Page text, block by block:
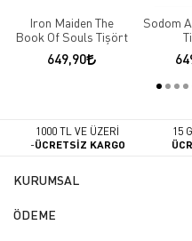
Iron Maiden The
Book Of Souls Tişört
649,90
Sodom
1000 TL VE ÜZERİ
-ÜCRETSİZ KARGO
15
KURUMSAL
ÖDEME